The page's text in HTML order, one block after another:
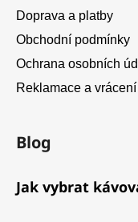
Doprava a platby
Obchodní podmínky
Ochrana osobních
Reklamace a
Blog
Jak vybrat